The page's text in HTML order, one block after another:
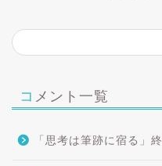
コメント一覧
「思考は筆跡に宿る」